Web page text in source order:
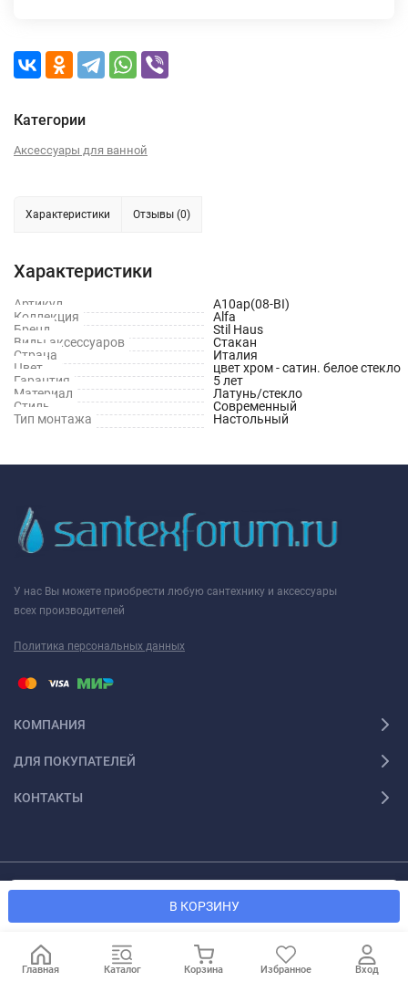
В КОРЗИНУ
Категории
Аксессуары для ванной
Характеристики Отзывы (0)
Характеристики
Артикул
A10ap(08-BI)
Коллекция
Alfa
Бренд
Stil Haus
Виды аксессуаров
Стакан
Страна
Италия
Цвет
цвет хром - сатин. белое стекло
Гарантия
5 лет
Материал
Латунь/стекло
Стиль
Современный
Тип монтажа
Настольный
У нас Вы можете приобрести любую сантехнику и аксессуары
всех производителей
Политика персональных данных
КОМПАНИЯ
ДЛЯ ПОКУПАТЕЛЕЙ
КОНТАКТЫ
Главная Каталог Корзина Избранное Вход